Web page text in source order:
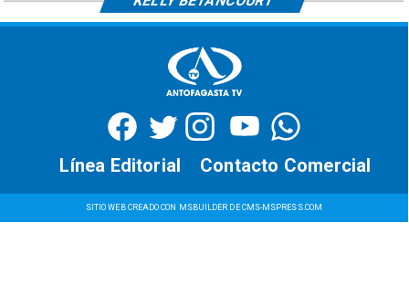
SITIO WEB CREADO CON MSBUILDER DE CMS-MSPRESS.COM
Contacto Comercial
Línea Editorial